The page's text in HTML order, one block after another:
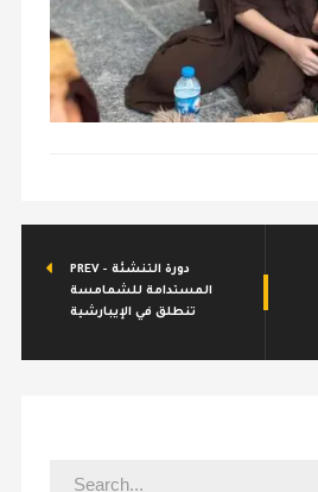
PREV - دورة التنشئة
المستدامة للشمامسة
تنطلق في الإيبارشية